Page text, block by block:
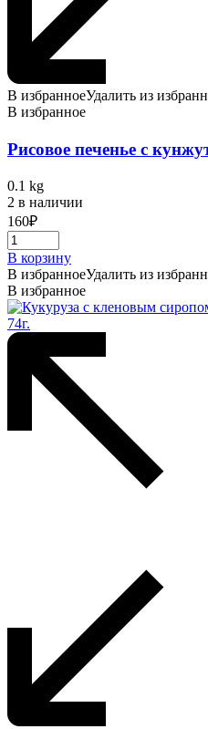
В избранноеУдалить из
В избранное
Рисовое печенье с
0.1 kg
2 в наличии
160₽
В корзину
В избранноеУдалить из
В избранное